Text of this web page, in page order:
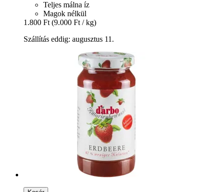
Teljes málna íz
Magok nélkül
1.800 Ft (9.000 Ft / kg)
Szállítás eddig: augusztus 11.